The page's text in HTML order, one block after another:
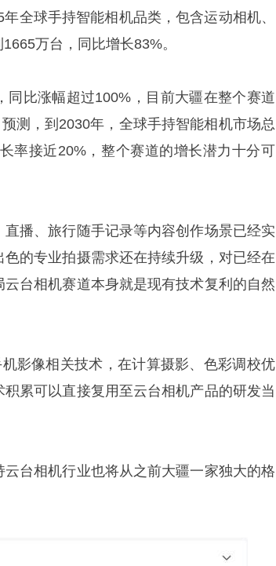
全球手持智能相机品类，包含运动相机、
万台，同比增长83%。
比涨幅超过100%，目前大疆在整个赛道
测，到2030年，全球手持智能相机市场总
率接近20%，整个赛道的增长潜力十分可
播、旅行随手记录等内容创作场景已经实
的专业拍摄需求还在持续升级，对已经在
台相机赛道本身就是现有技术复利的自然
影像相关技术，在计算摄影、色彩调校优
累可以直接复用至云台相机产品的研发当
台相机行业也将从之前大疆一家独大的格